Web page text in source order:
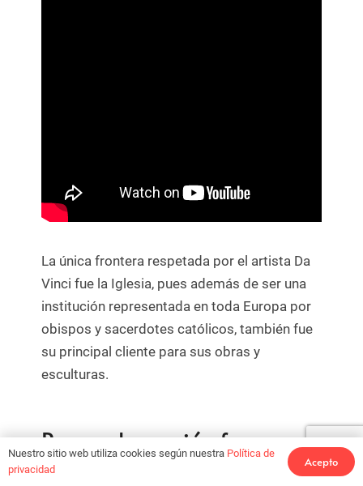
La única frontera respetada por el artista Da
Vinci fue la Iglesia, pues además de ser una
institución representada en toda Europa por
obispos y sacerdotes católicos, también fue
su principal cliente para sus obras y
esculturas.
Para saber quién fue
Leonardo da Vinci hay que
Nuestro sitio web utiliza cookies según nuestra Política de
privacidad
Acepto